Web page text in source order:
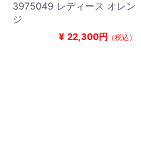
3975049 レディース オレン
ジ
¥ 22,300円 （税込）